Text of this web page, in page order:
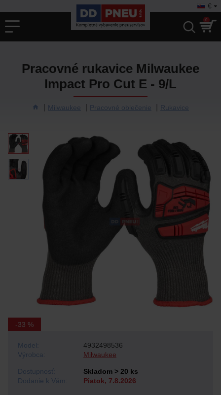
€
0
Milwaukee Pracovné oblečenie Rukavice
Pracovné rukavice Milwaukee
Impact Pro Cut E - 9/L
-33 %
Dostupnosť:
Skladom > 20 ks
Dodanie k Vám:
Piatok, 7.8.2026
Výrobca: Milwaukee
Model: 4932498536